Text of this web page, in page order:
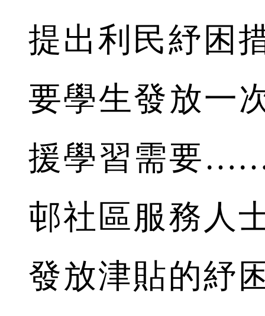
提出利民紓困
要學生發放一
援學習需要
邨社區服務人
發放津貼的紓